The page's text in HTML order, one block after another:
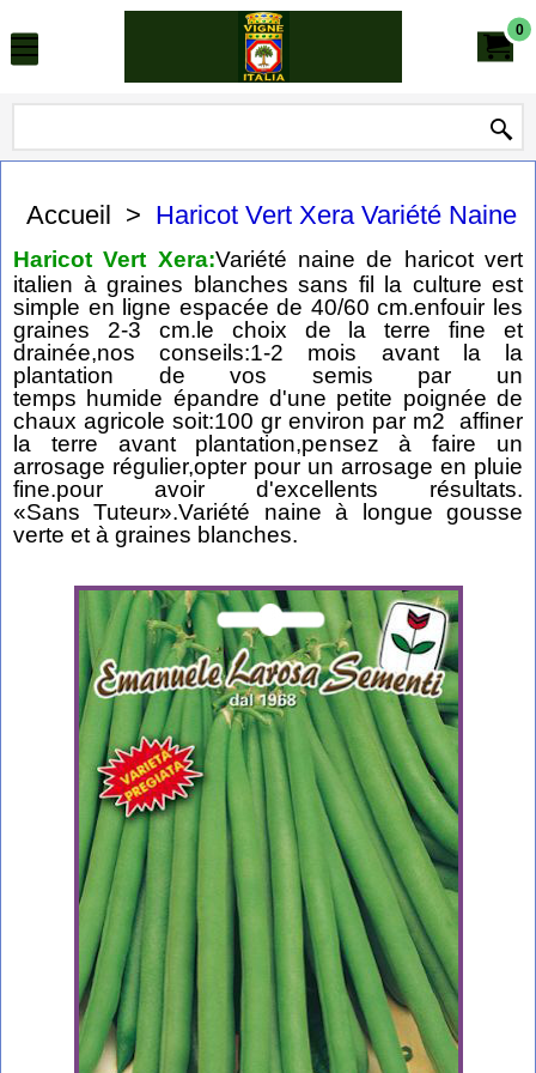
0
Accueil > Haricot Vert Xera Variété Naine
Haricot Vert Xera:Variété naine de haricot vert
italien à graines blanches sans fil la culture est
simple en ligne espacée de 40/60 cm.enfouir les
graines 2-3 cm.le choix de la terre fine et
drainée,nos conseils:1-2 mois avant la la
plantation de vos semis par un
temps humide épandre d'une petite poignée de
chaux agricole soit:100 gr environ par m2 affiner
la terre avant plantation,pensez à faire un
arrosage régulier,opter pour un arrosage en pluie
fine.pour avoir d'excellents résultats.
«Sans Tuteur».Variété naine à longue gousse
verte et à graines blanches.